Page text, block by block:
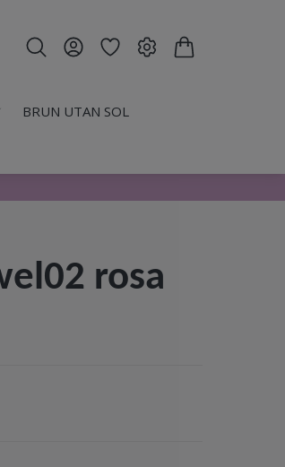
BRUN UTAN SOL
rosa